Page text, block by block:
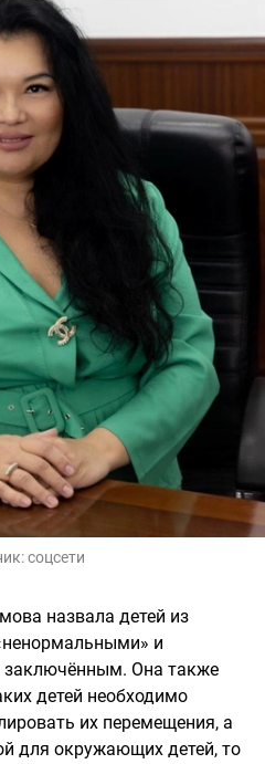
соцсети
назвала детей из
и
Она также
детей необходимо
их перемещения, а
для окружающих детей, то